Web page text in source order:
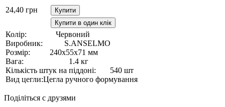
24,40 грн
Купити
Купити в один клік
Колір:
Червоний
Виробник:
S.ANSELMO
Розмір:
240х55х71 мм
Вага:
1.4 кг
Кількість штук на піддоні:
540 шт
Вид цегли:Цегла ручного формування
Поділіться с друзями